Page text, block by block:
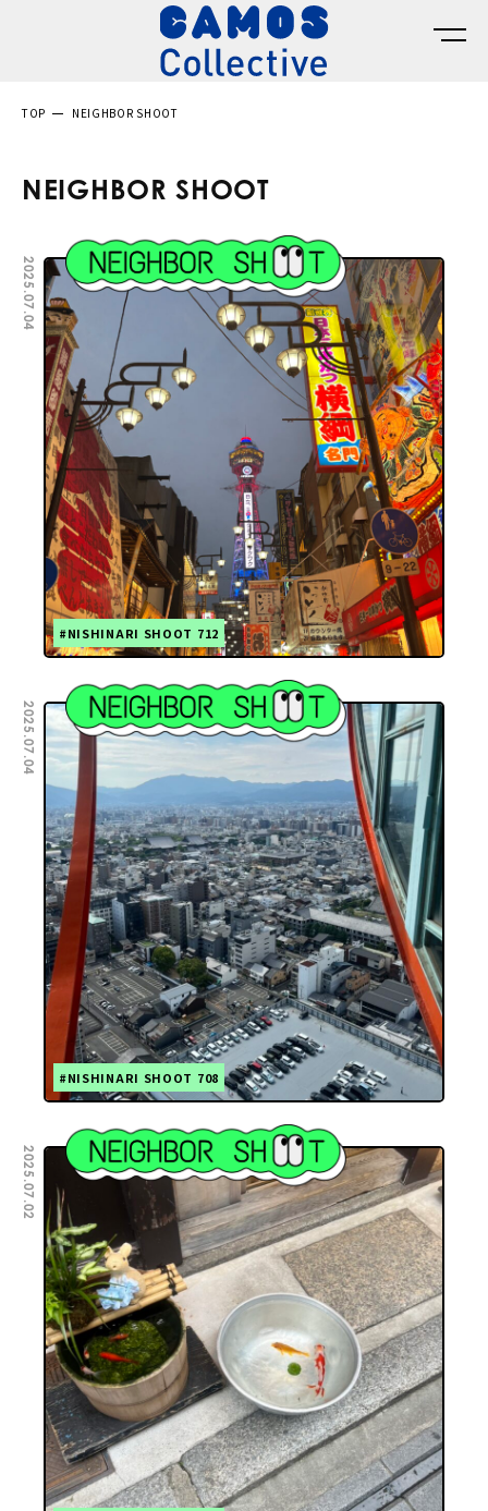
TOP NEIGHBOR SHOOT
NEIGHBOR SHOOT
2025.07.04
#NISHINARI SHOOT 712
2025.07.04
#NISHINARI SHOOT 708
2025.07.02